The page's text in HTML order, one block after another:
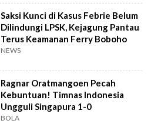
Saksi Kunci di Kasus Febrie Belum
Dilindungi LPSK, Kejagung Pantau
Terus Keamanan Ferry Boboho
NEWS
Ragnar Oratmangoen Pecah
Kebuntuan! Timnas Indonesia
Ungguli Singapura 1-0
BOLA